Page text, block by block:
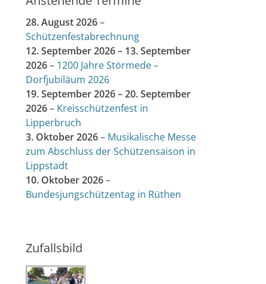
28. August 2026–
Schützenfestabrechnung
12. September 2026– 13. September
2026– 1200 Jahre Störmede –
Dorfjubiläum 2026
19. September 2026–20. September
2026– Kreisschützenfest in
Lipperbruch
3. Oktober 2026– Musikalische Messe
zum Abschluss der Schützensaison in
Lippstadt
10. Oktober 2026–
Bundesjungschützentag in Rüthen
Zufallsbild